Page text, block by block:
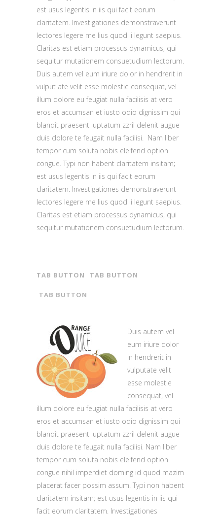
est usus legentis in iis qui facit eorum
claritatem. Investigationes demonstraverunt
lectores legere me lius quod ii legunt saepius.
Claritas est etiam processus dynamicus, qui
sequitur mutationem consuetudium lectorum.
Duis autem vel eum iriure dolor in hendrerit in
vulput ate velit esse molestie consequat, vel
illum dolore eu feugiat nulla facilisis at vero
eros et accumsan et iusto odio dignissim qui
blandit praesent luptatum zzril delenit augue
duis dolore te feugait nulla facilisi. Nam liber
tempor cum soluta nobis eleifend option
congue. Typi non habent claritatem insitam;
est usus legentis in iis qui facit eorum
claritatem. Investigationes demonstraverunt
lectores legere me lius quod ii legunt saepius.
Claritas est etiam processus dynamicus, qui
sequitur mutationem consuetudium lectorum.
TAB BUTTON TAB BUTTON
TAB BUTTON
Duis autem vel
eum iriure dolor
in hendrerit in
vulputate velit
esse molestie
consequat, vel
illum dolore eu feugiat nulla facilisis at vero
eros et accumsan et iusto odio dignissim qui
blandit praesent luptatum zzril delenit augue
duis dolore te feugait nulla facilisi. Nam liber
tempor cum soluta nobis eleifend option
congue nihil imperdiet doming id quod mazim
placerat facer possim assum. Typi non habent
claritatem insitam; est usus legentis in iis qui
facit eorum claritatem. Investigationes